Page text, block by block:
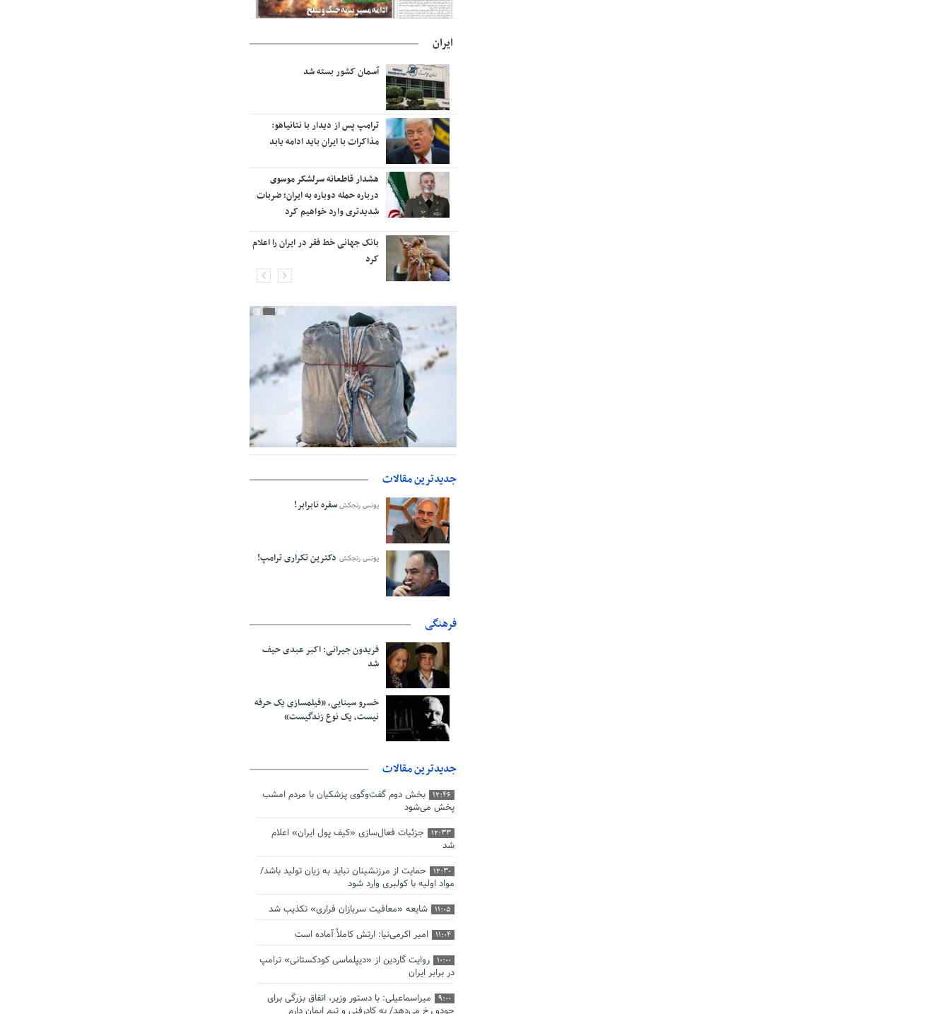
ایران
آسمان کشور بسته شد
ترامپ پس از دیدار با نتانیاهو:
مذاکرات با ایران باید ادامه یابد
هشدار قاطعانه سرلشکر موسوی
درباره حمله دوباره به ایران؛ ضربات
شدیدتری وارد خواهیم کرد
بانک جهانی خط فقر در ایران را اعلام
کرد
 
اولیه با کولبری وارد شود
جدیدترین مقالات
یونس رنجکشسفره نابرابر!
یونس رنجکش دکترین تکراری ترامپ!
فرهنگی
فریدون جیرانی: اکبر عبدی حیف
شد
خسرو سینایی، «فیلمسازی یک حرفه
نیست، یک نوع زندگیست»
جدیدترین مقالات
12:46
بخش دوم گفت‌وگوی پزشکیان با مردم امشب
پخش می‌شود
12:33
جزئیات فعال‌سازی «کیف پول ایران» اعلام
شد
12:30
حمایت از مرزنشینان نباید به زیان تولید باشد/
مواد اولیه با کولبری وارد شود
11:05 شایعه «معافیت سربازان فراری» تکذیب شد
11:04 امیر اکرمی‌نیا: ارتش کاملاً آماده است
10:00
روایت گاردین از «دیپلماسی کودکستانی» ترامپ
در برابر ایران
9:00
میراسماعیلی: با دستور وزیر، اتفاق بزرگی برای